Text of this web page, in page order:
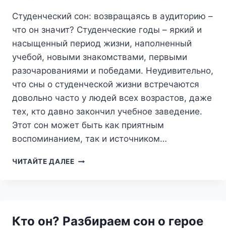
Студенческий сон: возвращаясь в аудиторию –
что он значит? Студенческие годы – яркий и
насыщенный период жизни, наполненный
учебой, новыми знакомствами, первыми
разочарованиями и победами. Неудивительно,
что сны о студенческой жизни встречаются
довольно часто у людей всех возрастов, даже
тех, кто давно закончил учебное заведение.
Этот сон может быть как приятным
воспоминанием, так и источником…
ЧИТАЙТЕ ДАЛЕЕСТУДЕНЧЕСКИЙ
ЧТО
Кто он? Разбираем сон о герое